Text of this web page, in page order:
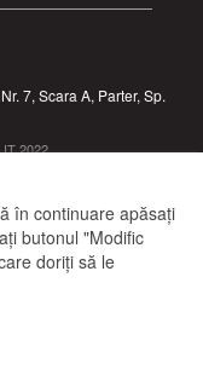
7, Scara A, Parter, Sp.
2022
în continuare apăsați
butonul "Modific
doriți să le